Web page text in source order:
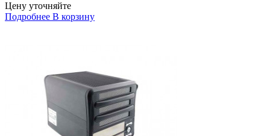
Цену уточняйте
Подробнее В корзину